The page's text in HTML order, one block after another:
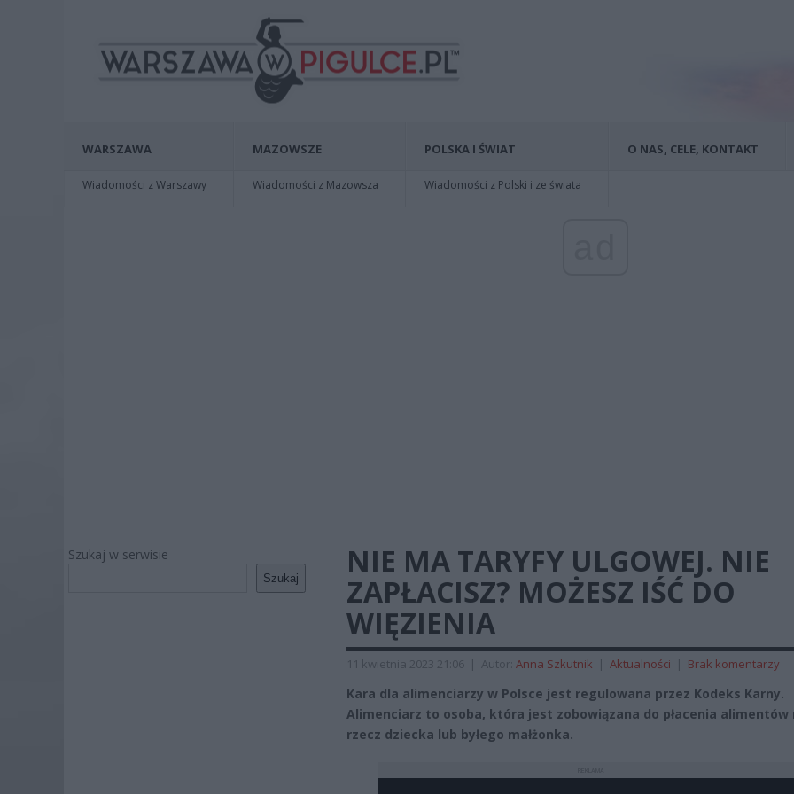
WARSZAWA
Wiadomości z Warszawy
MAZOWSZE
Wiadomości z Mazowsza
POLSKA I ŚWIAT
Wiadomości z Polski i ze świata
O NAS, CELE, KONTAKT
Szukaj w serwisie
Szukaj
NIE MA TARYFY ULGOWEJ. NIE
ZAPŁACISZ? MOŻESZ IŚĆ DO
WIĘZIENIA
11 kwietnia 2023 21:06 | Autor: Anna Szkutnik | Aktualności | Brak komentarzy
Kara dla alimenciarzy w Polsce jest regulowana przez Kodeks Karny.
Alimenciarz to osoba, która jest zobowiązana do płacenia alimentów
rzecz dziecka lub byłego małżonka.